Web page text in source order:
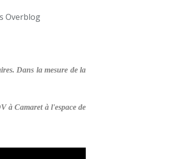
Overblog
Dans la mesure de la
à Camaret à l'espace de